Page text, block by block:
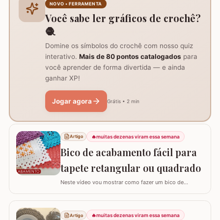
desafio que circula entre os crochêiros é…
NOVO • FERRAMENTA
Você sabe ler gráficos de crochê?
🧶
Domine os símbolos do crochê com nosso quiz
interativo. Mais de 80 pontos catalogados para
você aprender de forma divertida — e ainda
ganhar XP!
Jogar agora Grátis • 2 min
Artigo 🔥muitas dezenas viram essa semana
Bico de acabamento fácil para
tapete retangular ou quadrado
Neste vídeo vou mostrar como fazer um bico de
retangular ou quadrado. Fiz o bico de acabamento em 4
modelos de tapete com tamanhos e larguras diferentes
e assim consigo explicar algumas formas fáceis de
Artigo 🔥muitas dezenas viram essa semana